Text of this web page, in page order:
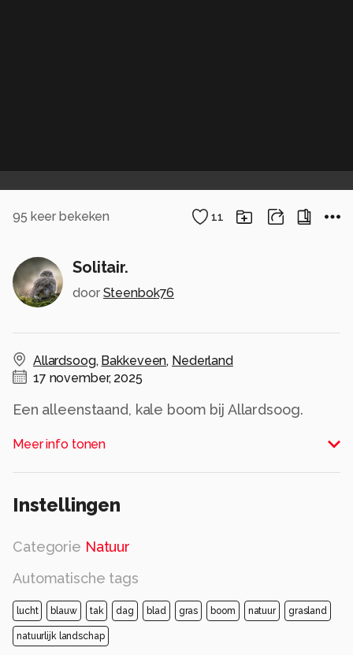
95 keer bekeken 11
Solitair.
door Steenbok76
Allardsoog, Bakkeveen, Nederland
17 november, 2025
Een alleenstaand, kale boom bij Allardsoog.
Alle rechten voorbehouden
Meer info tonen
Instellingen
Categorie Natuur
Automatische tags
lucht blauw tak dag blad gras boom natuur grasland
natuurlijk landschap